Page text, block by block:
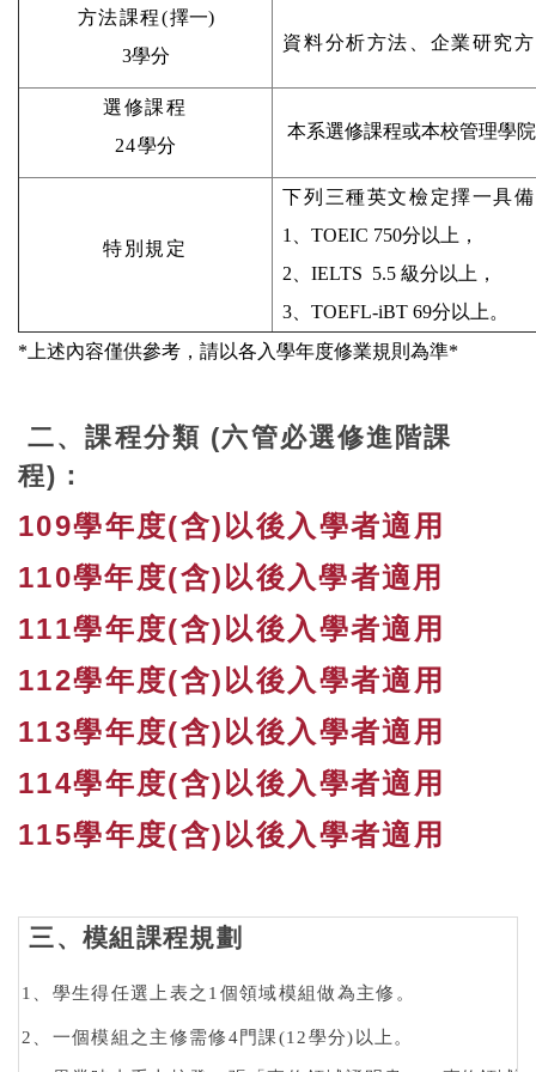
方法課程(擇一)
3學分
資料分析方法、企業研究
選修課程
24學分
本系選修課程或本校管理學
特別規定
下列三種英文檢定擇一具
1、TOEIC 750分以上，
2、IELTS 5.5 級分以上，
3、TOEFL-iBT 69分以上。
*上述內容僅供參考，請以各入學年度修業規則為準*
二、課程分類 (六管必選修進階課
程)：
109學年度(含)以後入學者適用
110學年度(含)以後入學者適用
111學年度(含)以後入學者適用
112學年度(含)以後入學者適用
113學年度(含)以後入學者適用
114學年度(含)以後入學者適用
115學年度(含)以後入學者適用
三、模組課程規劃
1 、學生得任選上表之 1 個領域模組做為主修。
2 、一個模組之主修需修4門課(12學分) 以上。